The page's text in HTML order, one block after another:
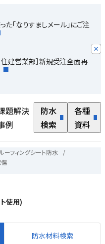
た「なりすましメール」にご注
住建営業部］新規受注全面再
題解決
例
防水
検索
各種
資料
ーフィングシート防水
/
傷
使用)
防水材料検索